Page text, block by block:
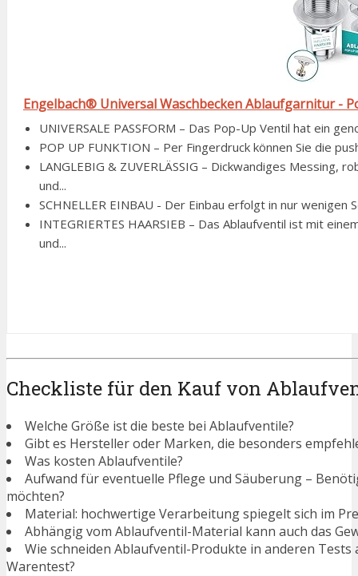
Engelbach® Universal Waschbecken Ablaufgarnitur -
UNIVERSALE PASSFORM – Das Pop-Up Ventil hat ein
POP UP FUNKTION – Per Fingerdruck können Sie die
LANGLEBIG & ZUVERLÄSSIG – Dickwandiges Messing,
und...
SCHNELLER EINBAU - Der Einbau erfolgt in nur
INTEGRIERTES HAARSIEB – Das Ablaufventil ist mit
und...
Checkliste für den Kauf von
Welche Größe ist die beste bei Ablaufventile?
Gibt es Hersteller oder Marken, die besonders
Was kosten Ablaufventile?
Aufwand für eventuelle Pflege und Säuberung –
möchten?
Material: hochwertige Verarbeitung spiegelt sich im
Abhängig vom Ablaufventil-Material kann auch das
Wie schneiden Ablaufventil-Produkte in anderen
Warentest?